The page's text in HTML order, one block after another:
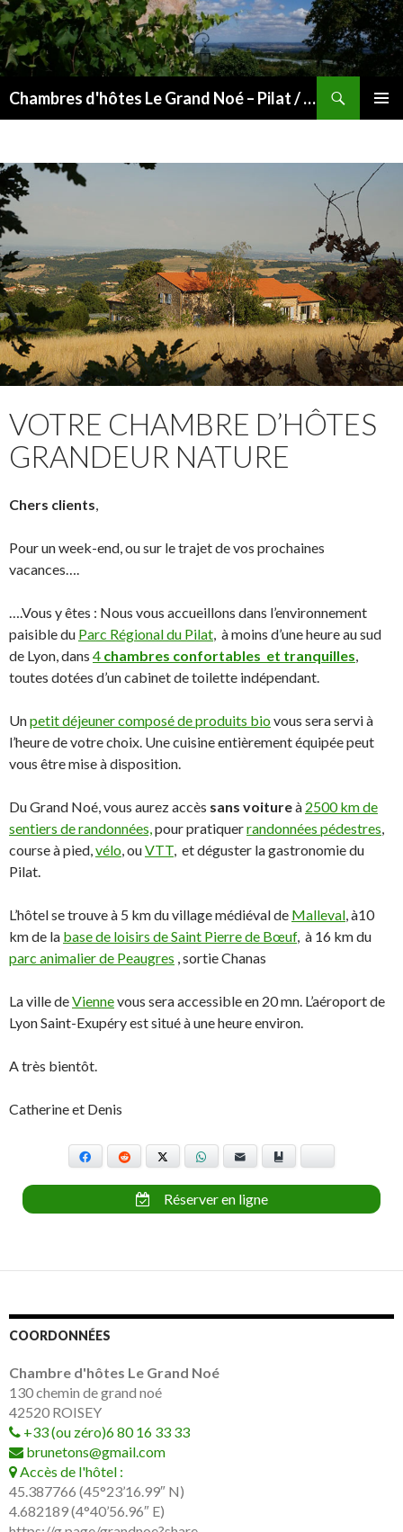
Chambres d'hôtes Le Grand Noé – Pilat / Vallée du Rhône
VOTRE CHAMBRE D’HÔTES
GRANDEUR NATURE
Chers clients,
Pour un week-end, ou sur le trajet de vos prochaines
vacances….
….Vous y êtes : Nous vous accueillons dans l’environnement
paisible du Parc Régional du Pilat, à moins d’une heure au sud
de Lyon, dans 4 chambres confortables et tranquilles,
toutes dotées d’un cabinet de toilette indépendant.
Unpetit déjeuner composé de produits biovous sera servi à
l’heure de votre choix. Une cuisine entièrement équipée peut
vous être mise à disposition.
Du Grand Noé, vous aurez accès sans voitureà 2500 km de
sentiers de randonnées,pour pratiquerrandonnées pédestres,
course à pied,vélo, ouVTT, et déguster la gastronomie du
Pilat.
L’hôtel se trouve à 5 km du village médiéval de Malleval, à10
km de la base de loisirs de Saint Pierre de Bœuf, à 16 km du
parc animalier de Peaugres , sortie Chanas
La ville deViennevous sera accessible en 20 mn. L’aéroport de
Lyon Saint-Exupéry est situé à une heure environ.
A très bientôt.
Catherine et Denis
Facebook Reddit WhatsApp E-mail
Réserver en ligne
COORDONNÉES
Chambre d'hôtes Le Grand Noé
130 chemin de grand noé
42520 ROISEY
+33 (ou zéro)6 80 16 33 33
brunetons@gmail.com
Accès de l'hôtel :
45.387766 (45°23’16.99″ N)
4.682189 (4°40’56.96″ E)